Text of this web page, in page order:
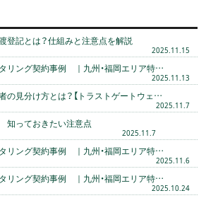
登記とは？仕組みと注意点を解説
2025.11.15
ング契約事例 ｜九州・福岡エリア特…
2025.11.13
の見分け方とは？【トラストゲートウェ…
2025.11.7
っておきたい注意点
2025.11.7
ング契約事例 ｜九州・福岡エリア特…
2025.11.6
ング契約事例 ｜九州・福岡エリア特…
2025.10.24